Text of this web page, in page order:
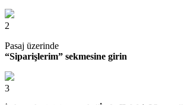
2
Pasaj üzerinde
“Siparişlerim” sekmesine girin
3